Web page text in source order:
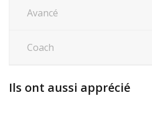
Avancé
Coach
Ils ont aussi apprécié